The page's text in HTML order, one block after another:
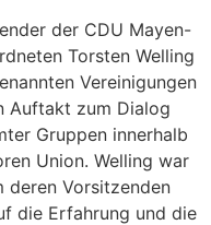
der CDU Mayen-
Torsten Welling
Vereinigungen
Auftakt zum Dialog
Gruppen innerhalb
Union. Welling war
deren Vorsitzenden
die Erfahrung und die